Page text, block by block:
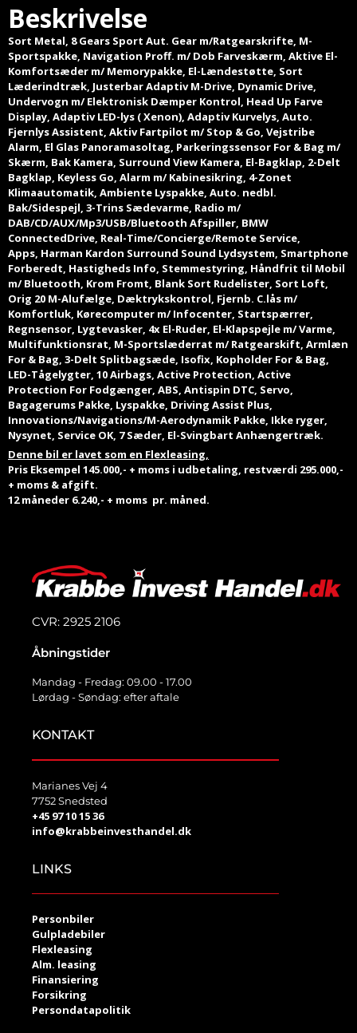
Beskrivelse
Sort Metal, 8 Gears Sport Aut. Gear m/Ratgearskrifte, M-
Sportspakke, Navigation Proff. m/ Dob Farveskærm, Aktive El-
Komfortsæder m/ Memorypakke, El-Lændestøtte, Sort
Læderindtræk, Justerbar Adaptiv M-Drive, Dynamic Drive,
Undervogn m/ Elektronisk Dæmper Kontrol, Head Up Farve
Display, Adaptiv LED-lys ( Xenon), Adaptiv Kurvelys, Auto.
Fjernlys Assistent, Aktiv Fartpilot m/ Stop & Go, Vejstribe
Alarm, El Glas Panoramasoltag, Parkeringssensor For & Bag m/
Skærm, Bak Kamera, Surround View Kamera, El-Bagklap, 2-Delt
Bagklap, Keyless Go, Alarm m/ Kabinesikring, 4-Zonet
Klimaautomatik, Ambiente Lyspakke, Auto. nedbl.
Bak/Sidespejl, 3-Trins Sædevarme, Radio m/
DAB/CD/AUX/Mp3/USB/Bluetooth Afspiller, BMW
ConnectedDrive, Real-Time/Concierge/Remote Service,
Apps, Harman Kardon Surround Sound Lydsystem, Smartphone
Forberedt, Hastigheds Info, Stemmestyring, Håndfrit til Mobil
m/ Bluetooth, Krom Fromt, Blank Sort Rudelister, Sort Loft,
Orig 20 M-Alufælge, Dæktrykskontrol, Fjernb. C.lås m/
Komfortluk, Kørecomputer m/ Infocenter, Startspærrer,
Regnsensor, Lygtevasker, 4x El-Ruder, El-Klapspejle m/ Varme,
Multifunktionsrat, M-Sportslæderrat m/ Ratgearskift, Armlæn
For & Bag, 3-Delt Splitbagsæde, Isofix, Kopholder For & Bag,
LED-Tågelygter, 10 Airbags, Active Protection, Active
Protection For Fodgænger, ABS, Antispin DTC, Servo,
Bagagerums Pakke, Lyspakke, Driving Assist Plus,
Innovations/Navigations/M-Aerodynamik Pakke, Ikke ryger,
Nysynet, Service OK, 7 Sæder, El-Svingbart Anhængertræk.
Denne bil er lavet som en Flexleasing,
Pris Eksempel 145.000,- + moms i udbetaling, restværdi 295.000,-
+ moms & afgift.
12 måneder 6.240,- + moms pr. måned.
CVR: 2925 2106
Åbningstider
Mandag - Fredag: 09.00 - 17.00
Lørdag - Søndag: efter aftale
KONTAKT
Marianes Vej 4
7752 Snedsted
+45 97 10 15 36
info@krabbeinvesthandel.dk
LINKS
Personbiler
Gulpladebiler
Flexleasing
Alm. leasing
Finansiering
Forsikring
Persondatapolitik